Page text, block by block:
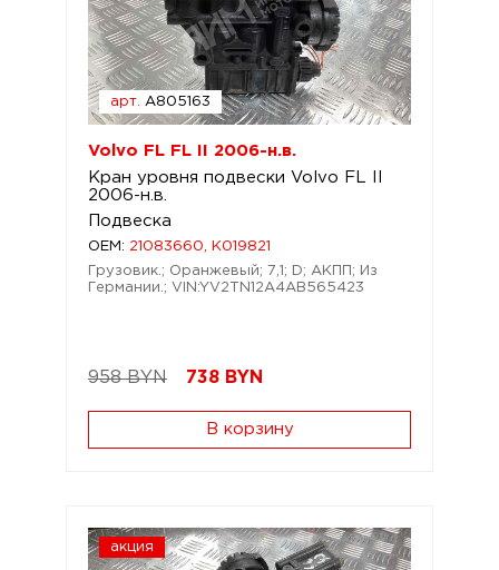
арт. A805163
Volvo FL FL II 2006-н.в.
Кран уровня подвески Volvo FL II
2006-н.в.
Подвеска
OEM: 21083660, K019821
Грузовик.; Оранжевый; 7,1; D; АКПП; Из
Германии.; VIN:YV2TN12A4AB565423
958 BYN 738 BYN
В корзину
акция